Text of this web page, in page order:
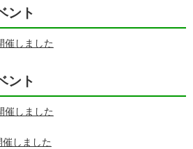
ント
催しました
ント
催しました
催しました